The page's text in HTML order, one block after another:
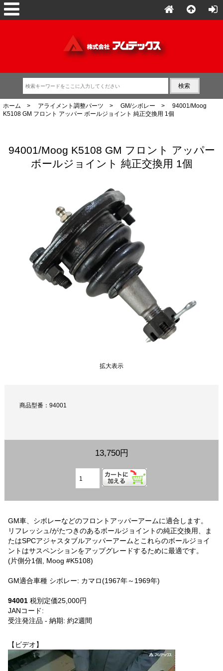
ホーム > アライメント調整パーツ > GM/シボレー > 94001/Moog
K5108 GM フロント アッパー ボールジョイント 純正交換用 1個
94001/Moog K5108 GM フロント アッパー
ボールジョイント 純正交換用 1個
拡大表示
商品型番：94001
13,750円
GM車、シボレーなどのフロントアッパーアームに適合します。
リフレッシュ/がたつきのあるボールジョイントの純正交換用、ま
たはSPCアジャスタブルアッパーアームとこれらのボールジョイ
ントはサスペンションをアップグレードするために最適です。
(片側分1個, Moog #K5108)
GM適合車種 シボレー: カマロ(1967年～1969年)
94001 税別定価25,000円
JANコード:
受注発注品 - 納期: 約2週間
【ビデオ】